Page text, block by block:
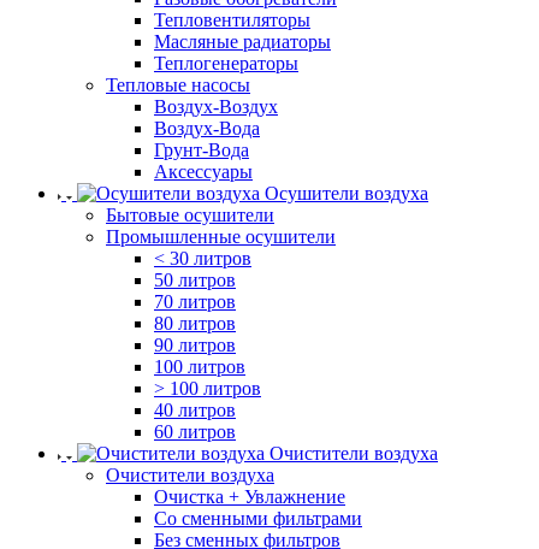
Тепловентиляторы
Масляные радиаторы
Теплогенераторы
Тепловые насосы
Воздух-Воздух
Воздух-Вода
Грунт-Вода
Аксессуары
Осушители воздуха
Бытовые осушители
Промышленные осушители
< 30 литров
50 литров
70 литров
80 литров
90 литров
100 литров
> 100 литров
40 литров
60 литров
Очистители воздуха
Очистители воздуха
Очистка + Увлажнение
Cо сменными фильтрами
Без сменных фильтров